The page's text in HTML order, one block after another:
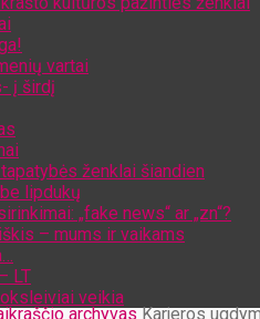
vartai
į širdį
ženklai šiandien
lipdukų
„fake news“ ar „zn“?
– mums ir vaikams
LT
veikia
archyvas Karjeros